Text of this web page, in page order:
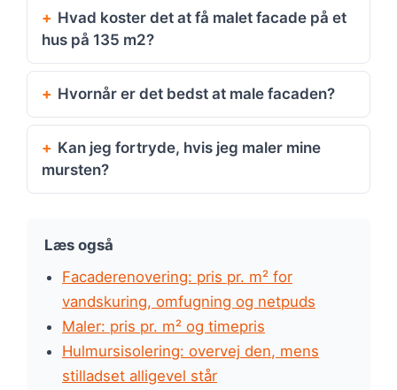
Hvad koster det at få malet facade på et
hus på 135 m2?
Hvornår er det bedst at male facaden?
Kan jeg fortryde, hvis jeg maler mine
mursten?
Læs også
Facaderenovering: pris pr. m² for
vandskuring, omfugning og netpuds
Maler: pris pr. m² og timepris
Hulmursisolering: overvej den, mens
stilladset alligevel står